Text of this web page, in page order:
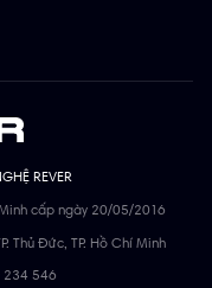
REVER
cấp ngày 20/05/2016
Thủ Đức, TP. Hồ Chí Minh
234 546